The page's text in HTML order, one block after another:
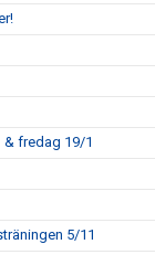
fredag 19/1
5/11